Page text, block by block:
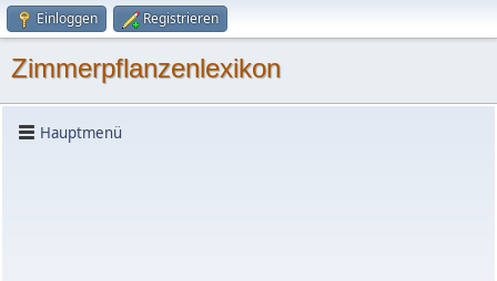
Einloggen Registrieren
Zimmerpflanzenlexikon
Hauptmenü